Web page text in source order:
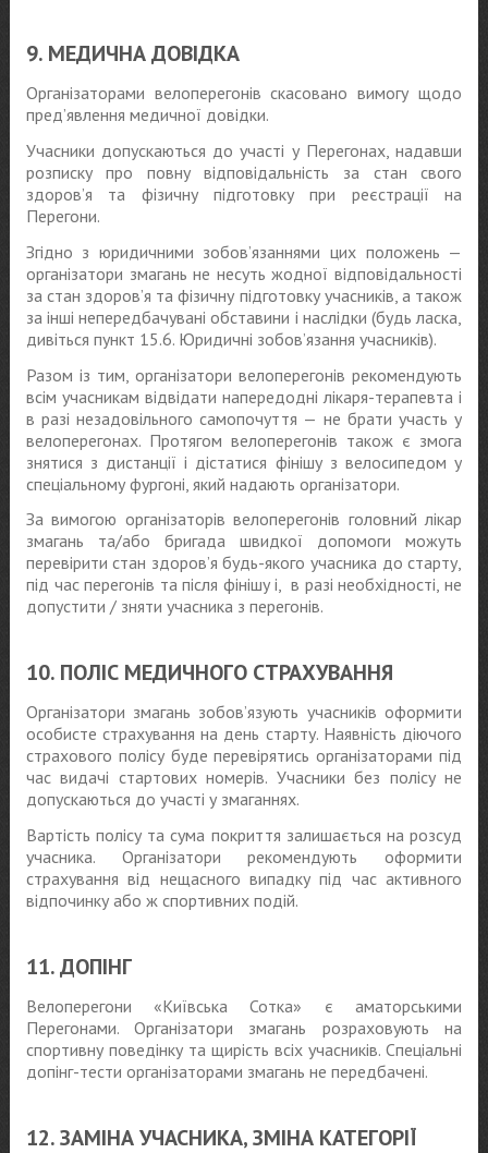
9. МЕДИЧНА ДОВІДКА
Організаторами велоперегонів скасовано вимогу щодо
пред’явлення медичної довідки.
Учасники допускаються до участі у Перегонах, надавши
розписку про повну відповідальність за стан свого
здоров’я та фізичну підготовку при реєстрації на
Перегони.
Згідно з юридичними зобов’язаннями цих положень —
організатори змагань не несуть жодної відповідальності
за стан здоров’я та фізичну підготовку учасників, а також
за інші непередбачувані обставини і наслідки (будь ласка,
дивіться пункт 15.6. Юридичні зобов’язання учасників).
Разом із тим, організатори велоперегонів рекомендують
всім учасникам відвідати напередодні лікаря-терапевта і
в разі незадовільного самопочуття — не брати участь у
велоперегонах. Протягом велоперегонів також є змога
знятися з дистанції і дістатися фінішу з велосипедом у
спеціальному фургоні, який надають організатори.
За вимогою організаторів велоперегонів головний лікар
змагань та/або бригада швидкої допомоги можуть
перевірити стан здоров’я будь-якого учасника до старту,
під час перегонів та після фінішу і, в разі необхідності, не
допустити / зняти учасника з перегонів.
10. ПОЛІС МЕДИЧНОГО СТРАХУВАННЯ
Організатори змагань зобов’язують учасників оформити
особисте страхування на день старту. Наявність діючого
страхового полісу буде перевірятись організаторами під
час видачі стартових номерів. Учасники без полісу не
допускаються до участі у змаганнях.
Вартість полісу та сума покриття залишається на розсуд
учасника. Організатори рекомендують оформити
страхування від нещасного випадку під час активного
відпочинку або ж спортивних подій.
11. ДОПІНГ
Велоперегони «Київська Сотка» є аматорськими
Перегонами. Організатори змагань розраховують на
спортивну поведінку та щирість всіх учасників. Спеціальні
допінг-тести організаторами змагань не передбачені.
12. ЗАМІНА УЧАСНИКА, ЗМІНА КАТЕГОРІЇ